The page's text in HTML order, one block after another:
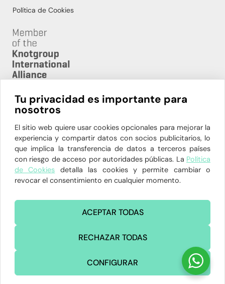
Política de Cookies
HORARIO:
L-V 08:00h – 20:00h
91 564 94 81 – 629 904 862
P.º de La Habana, 12, 28036 Madrid
administracion@clinicadelahoz.com
Tu privacidad es importante para
nosotros
El sitio web quiere usar cookies opcionales para mejorar la
experiencia y compartir datos con socios publicitarios, lo
que implica la transferencia de datos a terceros países
con riesgo de acceso por autoridades públicas. La Política
de Cookies detalla las cookies y permite cambiar o
revocar el consentimiento en cualquier momento.
ACEPTAR TODAS
RECHAZAR TODAS
CONFIGURAR